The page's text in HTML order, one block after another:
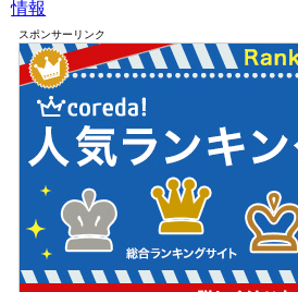
情報
スポンサーリンク